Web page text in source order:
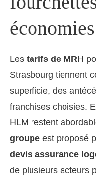
économies
Les tarifs de MRH
Strasbourg tiennent
superficie, des
franchises choisies.
HLM restent
groupe est proposé
devis assurance
de plusieurs acteurs